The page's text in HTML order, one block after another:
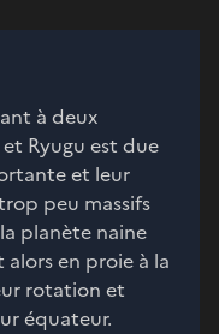
à deux
Ryugu est due
et leur
peu massifs
planète naine
en proie à la
rotation et
équateur.